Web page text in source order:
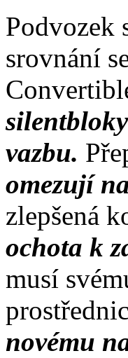
srovnání
vazbu.
omezují
zlepšená
ochota k
musí
novému